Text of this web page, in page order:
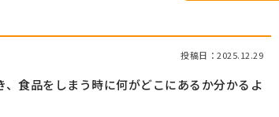
投稿日：2025.12.29
食品をしまう時に何がどこにあるか分かるよ